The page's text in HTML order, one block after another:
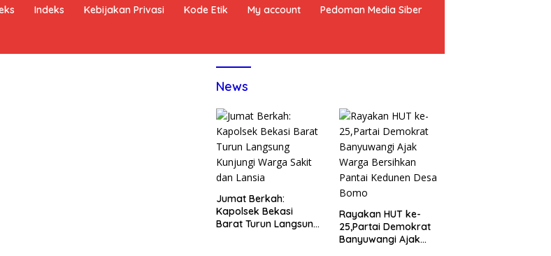
Indeks Kebijakan Privasi Kode Etik My account Pedoman Media Siber
News
Jumat Berkah:
Kapolsek Bekasi
Barat Turun Langsung
Rayakan HUT ke-
25,Partai Demokrat
Banyuwangi Ajak